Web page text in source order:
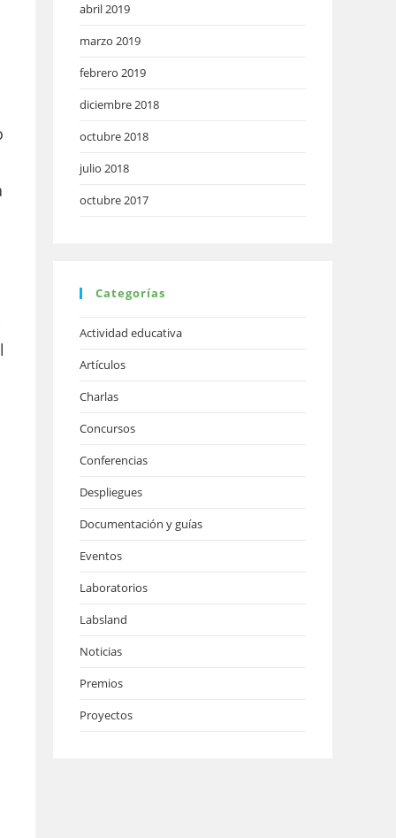
abril 2019
marzo 2019
febrero 2019
diciembre 2018
octubre 2018
julio 2018
octubre 2017
Categorías
Actividad educativa
Artículos
Charlas
Concursos
Conferencias
Despliegues
Documentación y guías
Eventos
Laboratorios
Labsland
Noticias
Premios
Proyectos